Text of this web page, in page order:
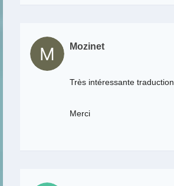
Mozinet
Très intéressante traduction.
Merci